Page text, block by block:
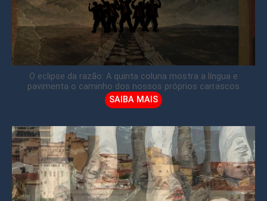
O eclipse da razão: A quinta coluna mostra a língua e
pavimenta o caminho dos nossos próprios carrascos
SAIBA MAIS